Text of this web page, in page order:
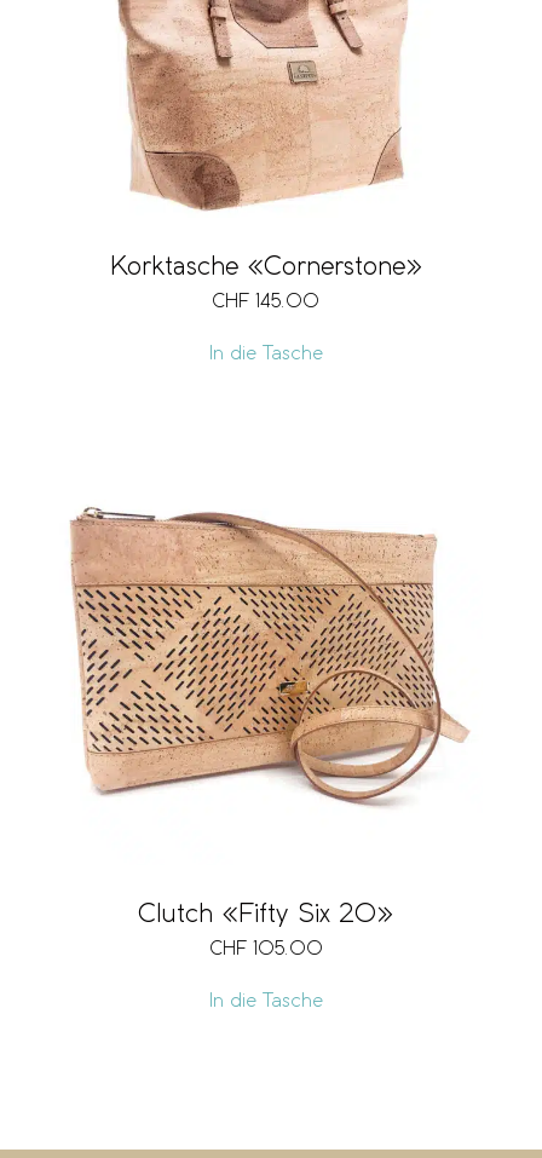
Korktasche «Cornerstone»
CHF 145.00
In die Tasche
Clutch «Fifty Six 20»
CHF 105.00
In die Tasche